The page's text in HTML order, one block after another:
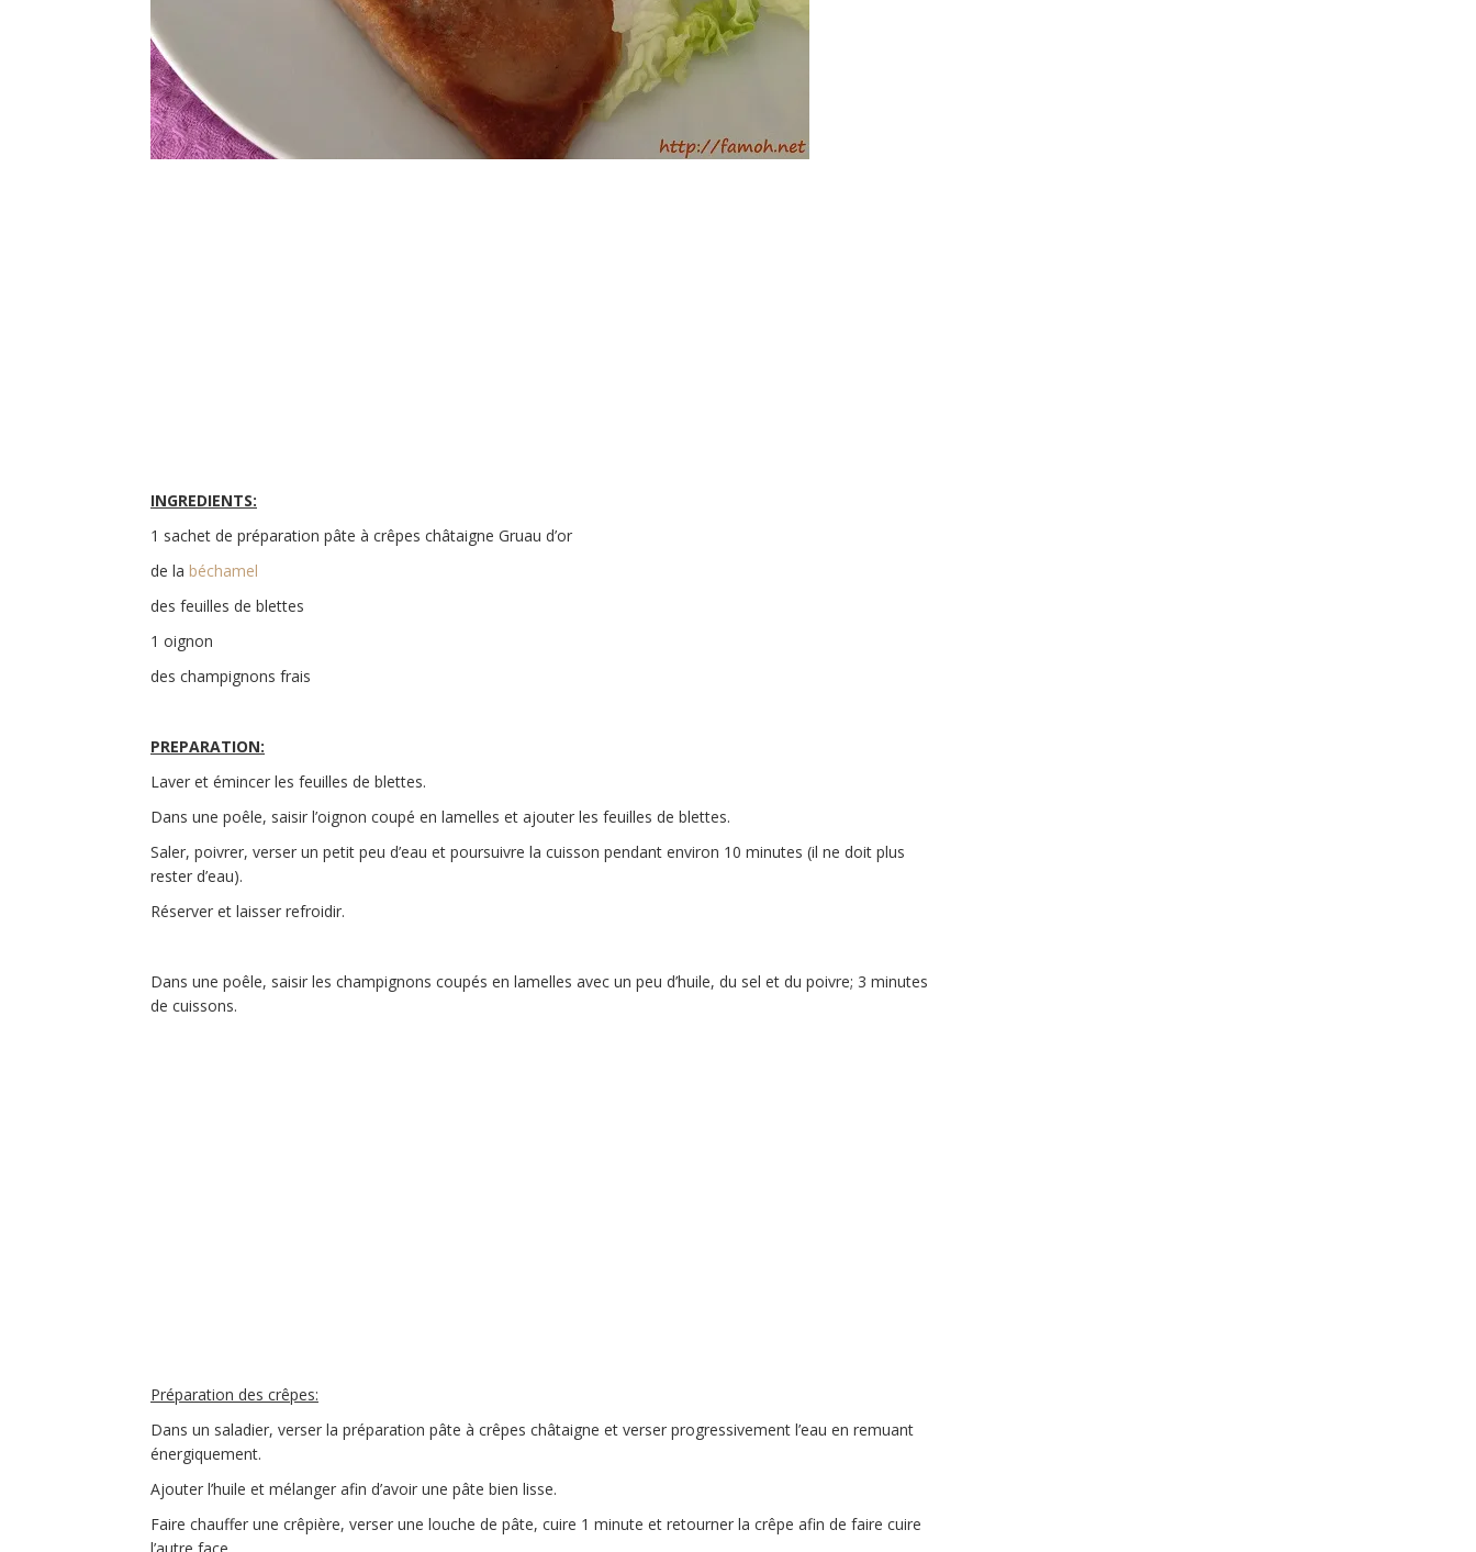
INGREDIENTS:
1 sachet de préparation pâte à crêpes châtaigne Gruau d’or
de la béchamel
des feuilles de blettes
1 oignon
des champignons frais
PREPARATION:
Laver et émincer les feuilles de blettes.
Dans une poêle, saisir l’oignon coupé en lamelles et ajouter les feuilles de blettes.
Saler, poivrer, verser un petit peu d’eau et poursuivre la cuisson pendant environ 10 minutes (il ne doit plus
rester d’eau).
Réserver et laisser refroidir.
Dans une poêle, saisir les champignons coupés en lamelles avec un peu d’huile, du sel et du poivre; 3 minutes
de cuissons.
Préparation des crêpes:
Dans un saladier, verser la préparation pâte à crêpes châtaigne et verser progressivement l’eau en remuant
énergiquement.
Ajouter l’huile et mélanger afin d’avoir une pâte bien lisse.
Faire chauffer une crêpière, verser une louche de pâte, cuire 1 minute et retourner la crêpe afin de faire cuire